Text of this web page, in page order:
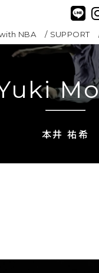
NBA SUPPORT
本井 祐希